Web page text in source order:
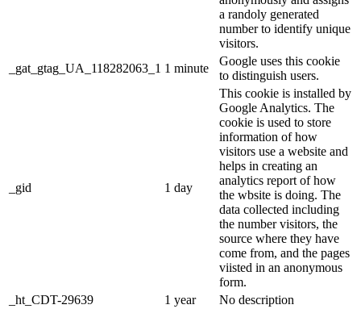
a randoly generated
number to identify unique
visitors.
_gat_gtag_UA_118282063_1 1 minute
Google uses this cookie
to distinguish users.
_gid 1 day
This cookie is installed by
Google Analytics. The
cookie is used to store
information of how
visitors use a website and
helps in creating an
analytics report of how
the wbsite is doing. The
data collected including
the number visitors, the
source where they have
come from, and the pages
viisted in an anonymous
form.
_ht_CDT-29639
1 year
No description